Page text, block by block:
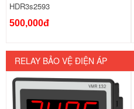
HDR3s2593
500,000đ
RELAY BẢO VỆ ĐIỆN ÁP